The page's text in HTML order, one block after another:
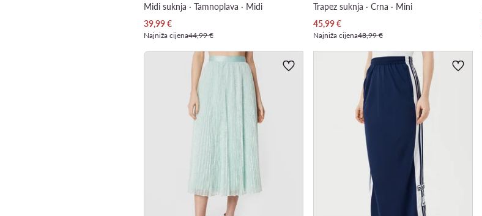
Midi suknja · Tamnoplava · Midi
Trenutna cijena
39,99€
Najniža cijena44,99 €
Trapez suknja · Crna · Mini
Trenutna cijena
45,99€
Najniža cijena48,99 €